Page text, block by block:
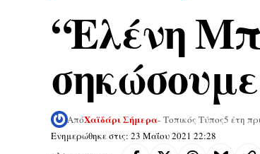
“Ελένη
Ενημερώθηκε στις: 23 Μαΐου 2021 22:28
ΑπόΧαϊδάρι Σήμερα- Τοπικός Τύπος5 έτη